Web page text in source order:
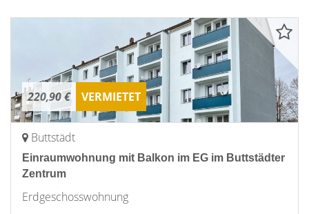
220,90 € VERMIETET
Buttstädt
Einraumwohnung mit Balkon im EG im Buttstädter
Zentrum
Erdgeschosswohnung